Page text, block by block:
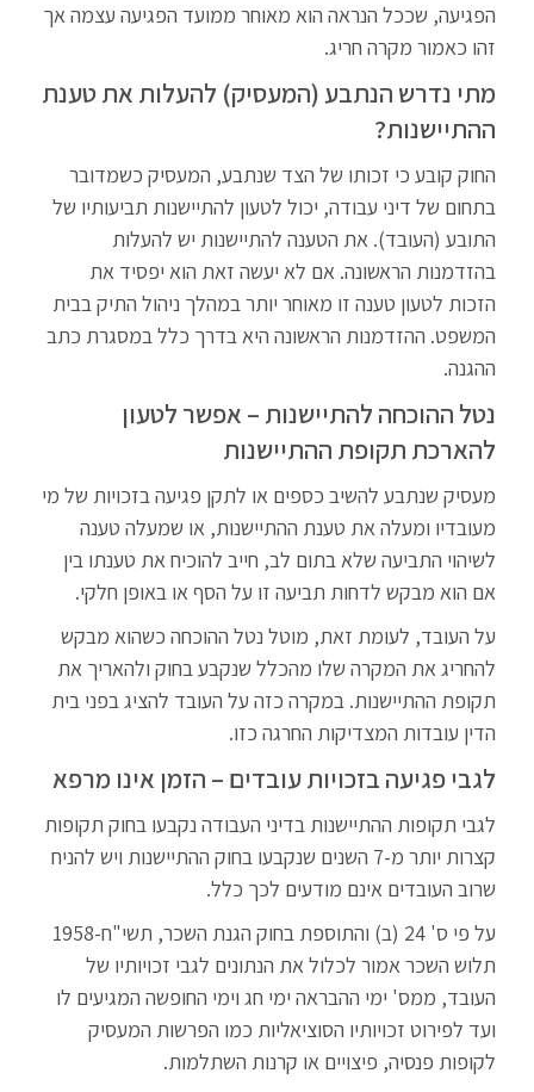
הפגיעה, שככל הנראה הוא מאוחר ממועד הפגיעה עצמה אך
זהו כאמור מקרה חריג.
מתי נדרש הנתבע (המעסיק) להעלות את טענת
ההתיישנות?
החוק קובע כי זכותו של הצד שנתבע, המעסיק כשמדובר
בתחום של דיני עבודה, יכול לטעון להתיישנות תביעותיו של
התובע (העובד). את הטענה להתיישנות יש להעלות
בהזדמנות הראשונה. אם לא יעשה זאת הוא יפסיד את
הזכות לטעון טענה זו מאוחר יותר במהלך ניהול התיק בבית
המשפט. ההזדמנות הראשונה היא בדרך כלל במסגרת כתב
ההגנה.
נטל ההוכחה להתיישנות – אפשר לטעון
להארכת תקופת ההתיישנות
מעסיק שנתבע להשיב כספים או לתקן פגיעה בזכויות של מי
מעובדיו ומעלה את טענת ההתיישנות, או שמעלה טענה
לשיהוי התביעה שלא בתום לב, חייב להוכיח את טענתו בין
אם הוא מבקש לדחות תביעה זו על הסף או באופן חלקי.
על העובד, לעומת זאת, מוטל נטל ההוכחה כשהוא מבקש
להחריג את המקרה שלו מהכלל שנקבע בחוק ולהאריך את
תקופת ההתיישנות. במקרה כזה על העובד להציג בפני בית
הדין עובדות המצדיקות החרגה כזו.
לגבי פגיעה בזכויות עובדים – הזמן אינו מרפא
לגבי תקופות ההתיישנות בדיני העבודה נקבעו בחוק תקופות
קצרות יותר מ-7 השנים שנקבעו בחוק ההתיישנות ויש להניח
שרוב העובדים אינם מודעים לכך כלל.
על פי ס' 24 (ב) והתוספת בחוק הגנת השכר, תשי"ח-1958
תלוש השכר אמור לכלול את הנתונים לגבי זכויותיו של
העובד, ממס' ימי ההבראה ימי חג וימי החופשה המגיעים לו
ועד לפירוט זכויותיו הסוציאליות כמו הפרשות המעסיק
לקופות פנסיה, פיצויים או קרנות השתלמות.